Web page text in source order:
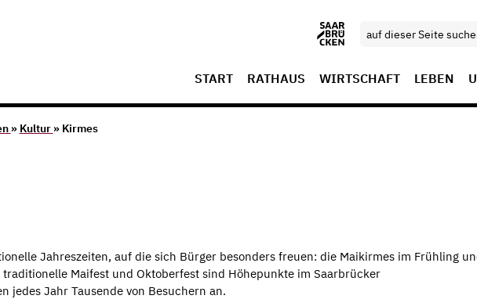
START RATHAUS WIRTSCHAFT LEBEN
» Kultur » Kirmes
Jahreszeiten, auf die sich Bürger besonders freuen: die Maikirmes im Frühling
Maifest und Oktoberfest sind Höhepunkte im Saarbrücker
jedes Jahr Tausende von Besuchern an.